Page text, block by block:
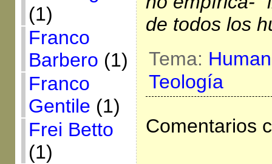
(1)
Franco
Barbero (1)
Franco
Gentile (1)
Frei Betto
(1)
de todos los
Tema:
Teología
Comentarios